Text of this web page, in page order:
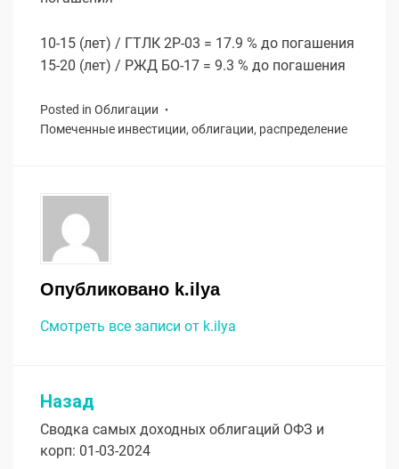
10-15 (лет) / ГТЛК 2P-03 = 17.9 % до погашения
15-20 (лет) / РЖД БО-17 = 9.3 % до погашения
Posted in Облигации
Помеченные инвестиции, облигации, распределение
Опубликовано k.ilya
Смотреть все записи от k.ilya
Навигация
по
Назад
Сводка самых доходных облигаций ОФЗ и
корп: 01-03-2024